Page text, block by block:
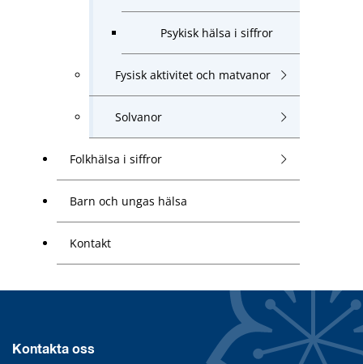
Psykisk hälsa i siffror
Fysisk aktivitet och matvanor
Solvanor
Folkhälsa i siffror
Barn och ungas hälsa
Kontakt
Kontakta oss